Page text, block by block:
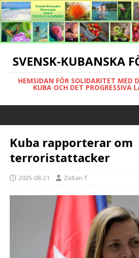
SVENSK-KUBANSKA
HEMSIDAN FÖR SOLIDARITET MED
KUBA OCH DET PROGRESSIVA
Kuba rapporterar om
terroristattacker
2025-08-21 Zoltan T